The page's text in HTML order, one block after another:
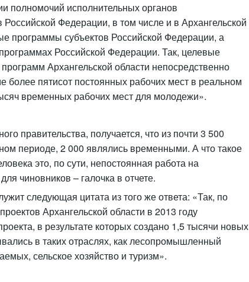
полномочий исполнительных органов
Российской Федерации, в том числе и в Архангельской
программы субъектов Российской Федерации, а
Российской Федерации. Так, целевые
Архангельской области непосредственно
более пятисот постоянных рабочих мест в реальном
временных рабочих мест для молодежи».
правительства, получается, что из почти 3 500
периоде, 2 000 являлись временными. А что такое
это, по сути, непостоянная работа на
чиновников – галочка в отчете.
следующая цитата из того же ответа: «Так, по
Архангельской области в 2013 году
в результате которых создано 1,5 тысячи новых
в таких отраслях, как лесопромышленный
сельское хозяйство и туризм».